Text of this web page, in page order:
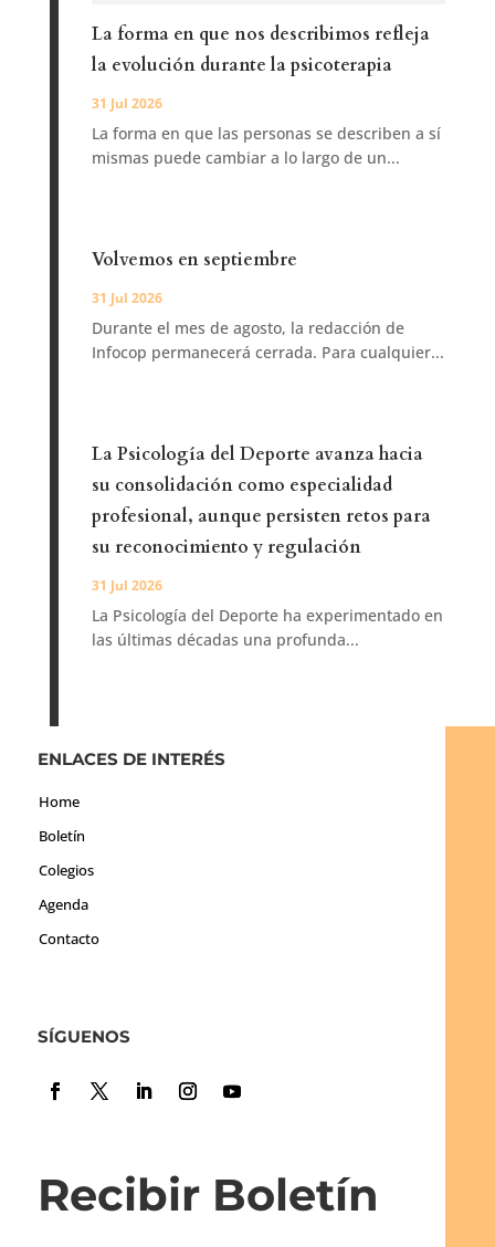
La forma en que nos describimos refleja
la evolución durante la psicoterapia
31 Jul 2026
La forma en que las personas se describen a sí
mismas puede cambiar a lo largo de un...
Volvemos en septiembre
31 Jul 2026
Durante el mes de agosto, la redacción de
Infocop permanecerá cerrada. Para cualquier...
La Psicología del Deporte avanza hacia
su consolidación como especialidad
profesional, aunque persisten retos para
su reconocimiento y regulación
31 Jul 2026
La Psicología del Deporte ha experimentado en
las últimas décadas una profunda...
ENLACES DE INTERÉS
Home
Boletín
Colegios
Agenda
Contacto
SÍGUENOS
Recibir Boletín